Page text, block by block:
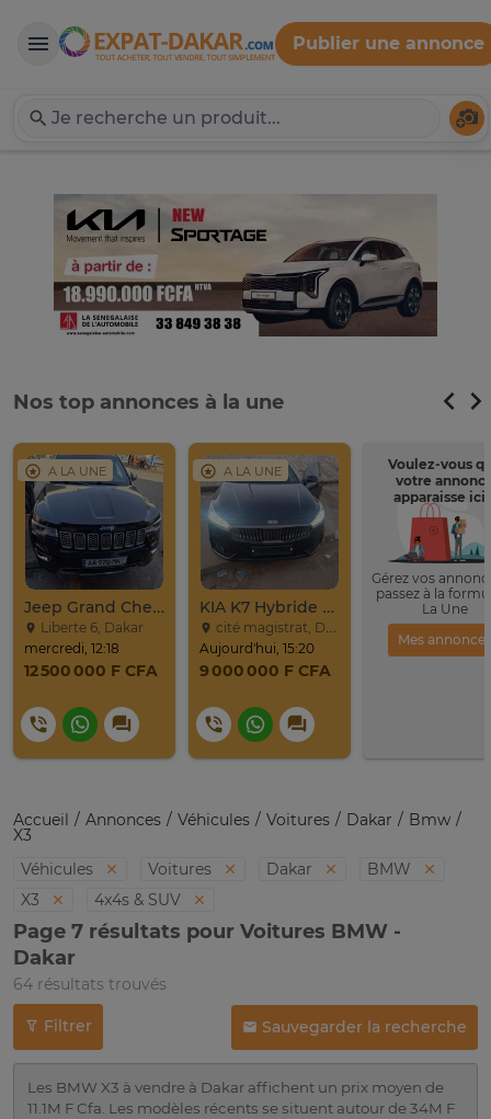
Expat-Dakar
Publier une annonce
Nos top annonces à la une
A LA UNE
Jeep Grand Cherokee Overland 2019 À Vendre
Liberte 6, Dakar
mercredi, 12:18
12 500 000 F CFA
A LA UNE
KIA K7 Hybride Full 2017
cité magistrat, Dakar
Aujourd'hui, 15:20
9 000 000 F CFA
Voulez-vous
votre
apparaisse ici
Gérez vos
passez à la
La Une
Mes annonces
Accueil Annonces Véhicules Voitures Dakar Bmw
X3
Véhicules
Voitures Dakar
BMW
X3
4x4s & SUV
Page 7 résultats pour Voitures BMW -
Dakar
64 résultats trouvés
Filtrer Sauvegarder la recherche
Les BMW X3 à vendre à Dakar affichent un prix moyen de
11.1M F Cfa. Les modèles récents se situent autour de 34M F